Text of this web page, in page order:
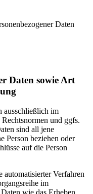
Daten
Daten sowie Art
ausschließlich im
und ggfs.
sind all jene
Person beziehen oder
auf die Person
Verfahren
im
wie das Erheben,